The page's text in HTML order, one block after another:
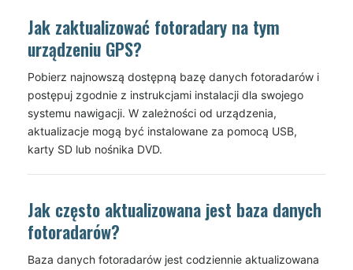
Jak zaktualizować fotoradary na tym
urządzeniu GPS?
Pobierz najnowszą dostępną bazę danych fotoradarów i
postępuj zgodnie z instrukcjami instalacji dla swojego
systemu nawigacji. W zależności od urządzenia,
aktualizacje mogą być instalowane za pomocą USB,
karty SD lub nośnika DVD.
Jak często aktualizowana jest baza danych
fotoradarów?
Baza danych fotoradarów jest codziennie aktualizowana